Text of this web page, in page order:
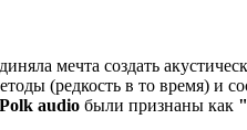
мечта создать
(редкость в то время) и
Polk audio были признаны как